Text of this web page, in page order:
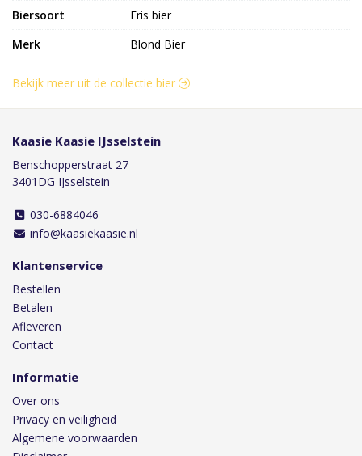
Biersoort
Fris bier
Merk
Blond Bier
Bekijk meer uit de collectie bier
Kaasie Kaasie IJsselstein
Benschopperstraat 27
3401DG IJsselstein
030-6884046
info@kaasiekaasie.nl
Klantenservice
Bestellen
Betalen
Afleveren
Contact
Informatie
Over ons
Privacy en veiligheid
Algemene voorwaarden